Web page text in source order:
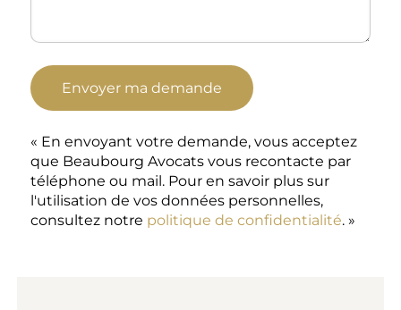
« En envoyant votre demande, vous acceptez
que Beaubourg Avocats vous recontacte par
téléphone ou mail. Pour en savoir plus sur
l'utilisation de vos données personnelles,
consultez notre politique de confidentialité. »